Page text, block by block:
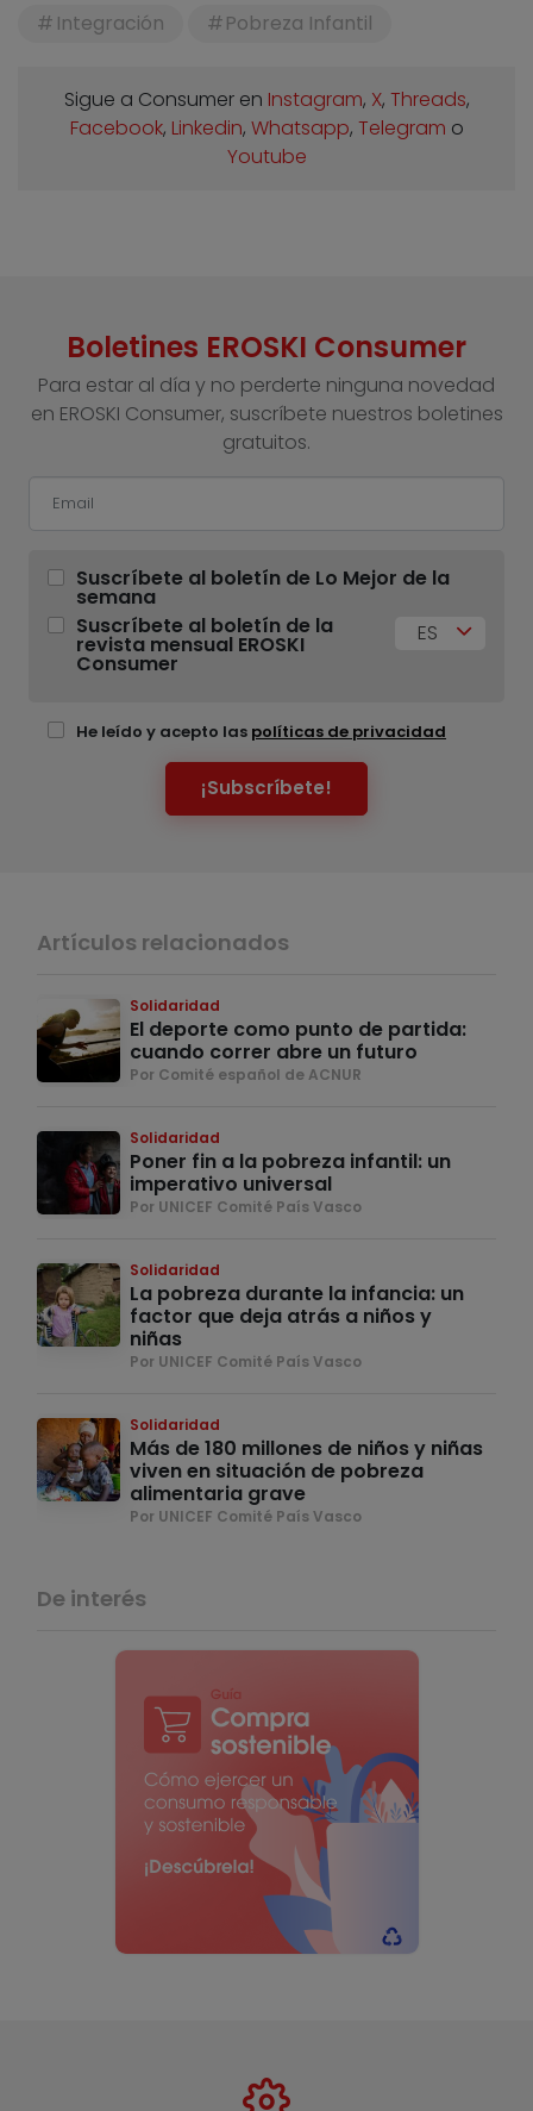
Integración Pobreza Infantil
Sigue a Consumer en Instagram, X, Threads,
Facebook, Linkedin, Whatsapp, Telegram o
Youtube
Boletines EROSKI Consumer
Para estar al día y no perderte ninguna novedad
en EROSKI Consumer, suscríbete nuestros boletines
gratuitos.
Suscríbete al boletín de Lo Mejor de la
semana
Suscríbete al boletín de la
revista mensual EROSKI
Consumer
ES
He leído y acepto las políticas de privacidad
¡Subscríbete!
Artículos relacionados
Solidaridad
El deporte como punto de partida:
cuando correr abre un futuro
Por Comité español de ACNUR
Solidaridad
Poner fin a la pobreza infantil: un
imperativo universal
Por UNICEF Comité País Vasco
Solidaridad
La pobreza durante la infancia: un
factor que deja atrás a niños y
niñas
Por UNICEF Comité País Vasco
Solidaridad
Más de 180 millones de niños y niñas
viven en situación de pobreza
alimentaria grave
Por UNICEF Comité País Vasco
De interés